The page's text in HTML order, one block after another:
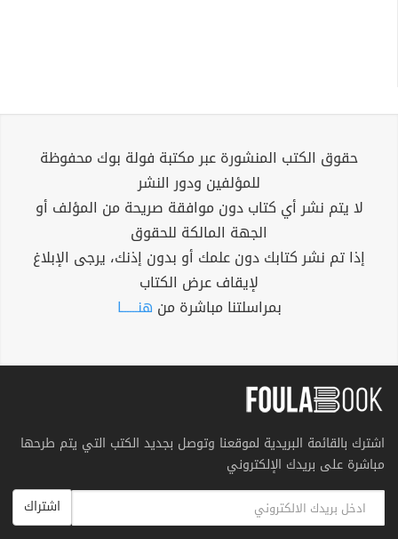
حقوق الكتب المنشورة عبر مكتبة فولة بوك محفوظة
للمؤلفين ودور النشر
لا يتم نشر أي كتاب دون موافقة صريحة من المؤلف أو
الجهة المالكة للحقوق
إذا تم نشر كتابك دون علمك أو بدون إذنك، يرجى الإبلاغ
لإيقاف عرض الكتاب
بمراسلتنا مباشرة من هنــــــا
اشترك بالقائمة البريدية لموقعنا وتوصل بجديد الكتب التي يتم طرحها
مباشرة على بريدك الإلكتروني
اشتراك